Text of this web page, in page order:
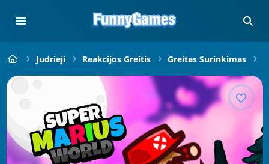
Judrieji Reakcijos Greitis Greitas Surinkimas